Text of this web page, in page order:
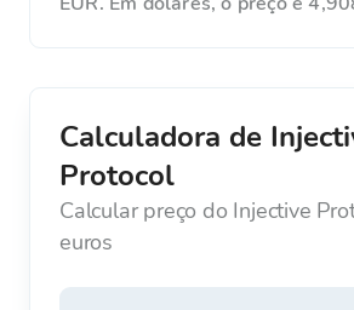
Calculadora de
Protocol
Calcular preço do Injective
euros